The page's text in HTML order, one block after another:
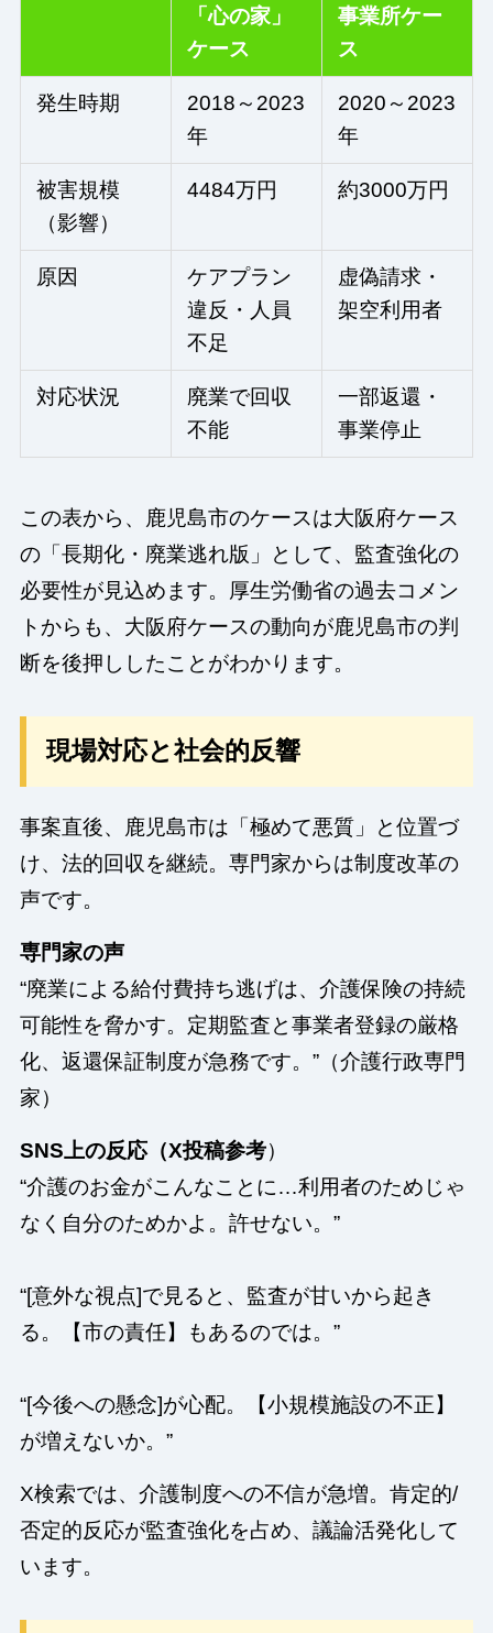
「心の家」
ケース
事業所ケー
ス
発生時期
2018～2023
年
2020～2023
年
被害規模
（影響）
4484万円 約3000万円
原因
ケアプラン
違反・人員
不足
虚偽請求・
架空利用者
対応状況
廃業で回収
不能
一部返還・
事業停止
この表から、鹿児島市のケースは大阪府ケース
の「長期化・廃業逃れ版」として、監査強化の
必要性が見込めます。厚生労働省の過去コメン
トからも、大阪府ケースの動向が鹿児島市の判
断を後押ししたことがわかります。
現場対応と社会的反響
事案直後、鹿児島市は「極めて悪質」と位置づ
け、法的回収を継続。専門家からは制度改革の
声です。
専門家の声
“廃業による給付費持ち逃げは、介護保険の持続
可能性を脅かす。定期監査と事業者登録の厳格
化、返還保証制度が急務です。”（介護行政専門
家）
SNS上の反応（X投稿参考）
“介護のお金がこんなことに…利用者のためじゃ
なく自分のためかよ。許せない。”
“[意外な視点]で見ると、監査が甘いから起き
る。【市の責任】もあるのでは。”
“[今後への懸念]が心配。【小規模施設の不正】
が増えないか。”
X検索では、介護制度への不信が急増。肯定的/
否定的反応が監査強化を占め、議論活発化して
います。